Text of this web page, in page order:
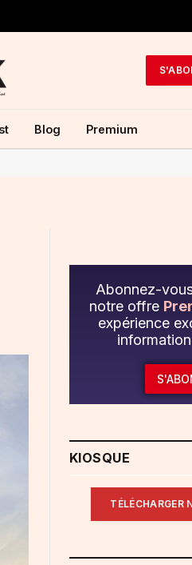
Blog Premium
Abonnez-
notre offre
expérience
KIOSQUE
TÉLÉCHARGER